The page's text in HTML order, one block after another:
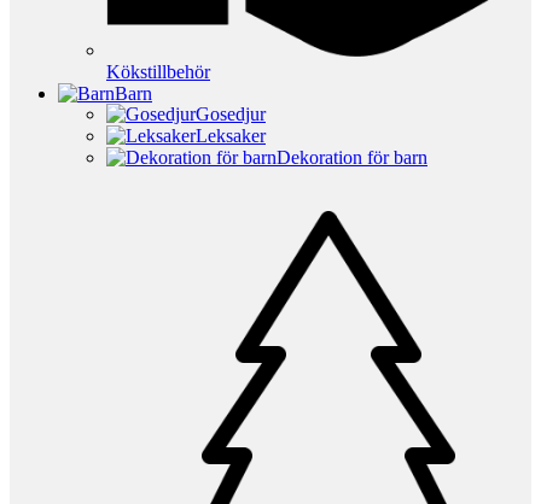
Kökstillbehör
Barn
Gosedjur
Leksaker
Dekoration för barn